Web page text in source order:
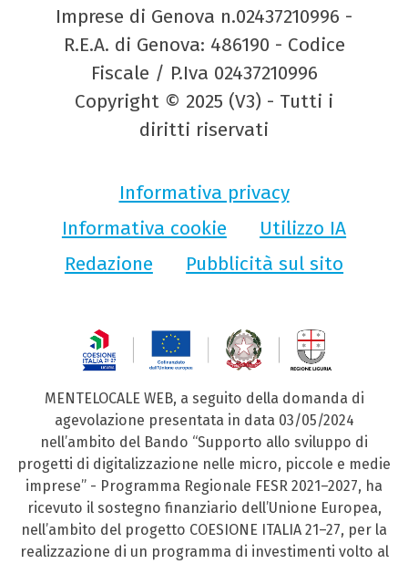
Imprese di Genova n.02437210996 -
R.E.A. di Genova: 486190 - Codice
Fiscale / P.Iva 02437210996
Copyright © 2025 (V3) - Tutti i
diritti riservati
Informativa privacy
Informativa cookie
Utilizzo IA
Redazione
Pubblicità sul sito
MENTELOCALE WEB, a seguito della domanda di
agevolazione presentata in data 03/05/2024
nell’ambito del Bando “Supporto allo sviluppo di
progetti di digitalizzazione nelle micro, piccole e medie
imprese” - Programma Regionale FESR 2021–2027, ha
ricevuto il sostegno finanziario dell’Unione Europea,
nell’ambito del progetto COESIONE ITALIA 21–27, per la
realizzazione di un programma di investimenti volto al